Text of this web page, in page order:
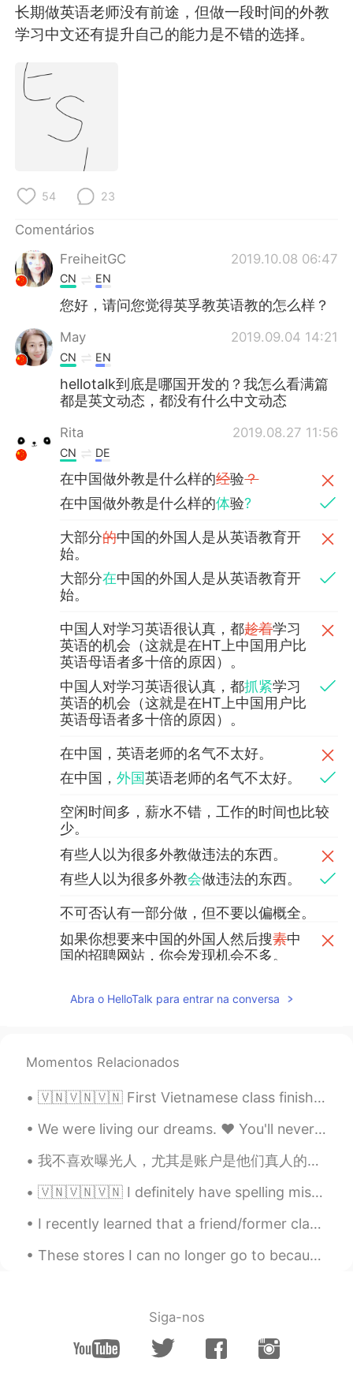
长期做英语老师没有前途，但做一段时间的外教
学习中文还有提升自己的能力是不错的选择。
54 23
Comentários
FreiheitGC
2019.10.08 06:47
CN EN
您好，请问您觉得英孚教英语教的怎么样？
May 2019.09.04 14:21
CN EN
hellotalk到底是哪国开发的？我怎么看满篇
都是英文动态，都没有什么中文动态
Rita 2019.08.27 11:56
CN DE
在中国做外教是什么样的经验？
在中国做外教是什么样的体验?
大部分的中国的外国人是从英语教育开
始。
大部分在中国的外国人是从英语教育开
始。
中国人对学习英语很认真，都趁着学习
英语的机会（这就是在HT上中国用户比
英语母语者多十倍的原因）。
中国人对学习英语很认真，都抓紧学习
英语的机会（这就是在HT上中国用户比
英语母语者多十倍的原因）。
在中国，英语老师的名气不太好。
在中国，外国英语老师的名气不太好。
空闲时间多，薪水不错，工作的时间也比较
少。
有些人以为很多外教做违法的东西。
有些人以为很多外教会做违法的东西。
不可否认有一部分做，但不要以偏概全。
如果你想要来中国的外国人然后搜素中
国的招聘网站，你会发现机会不多。
中国的招聘网站，你会发现机会不多。
有在中国培养关系。
缺乏机会的原因不是中国没什么
好的
工作机会，缺乏机会的原因是你还没有
在中国培养关系。
什么样的公司会录用外国人？
英语培训中心。
我的第一年的薪水是1万二，第二年的薪水差
可以去旅游，可以经常去酒吧跟朋友见面什
如果你是想要认识更多人，赚钱什么的，在
中国当英语老师是不错的选择。
离职后有什么挑战？
Abra o HelloTalk para entrar na conversa
Momentos Relacionados
🇻🇳🇻🇳🇻🇳 First Vietnamese class finished! We covered the alphabet and tones :) Still very shaky wi...
We were living our dreams. ❤ You'll never be forgotten! 💔 I'll do my best to be a good fathe...
我不喜欢曝光人，尤其是账户是他们真人的话，但我每一次看一个人在别人的动态下写"I can teach you English"我有一些疑问。他们是想要还是误导人? 他们是不是想要找下一个受害者？...
🇻🇳🇻🇳🇻🇳 I definitely have spelling mistakes, but are there any big grammar problems too? Thanks f...
I recently learned that a friend/former classmate ended her life a few months ago. I'm in shock. ...
These stores I can no longer go to because protesters have looted it all I don’t know how to feel...
Siga-nos